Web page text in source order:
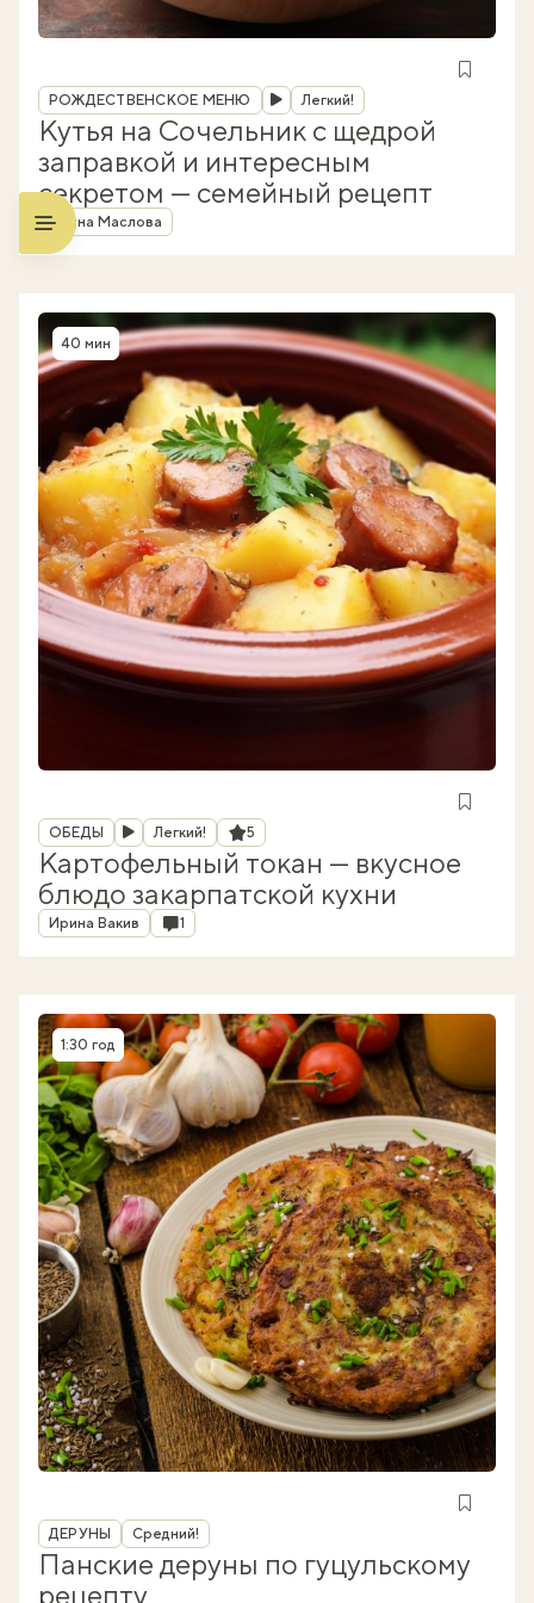
Рубрика
РОЖДЕСТВЕНСКОЕ МЕНЮ Легкий!
Кутья на Сочельник с щедрой
заправкой и интересным
секретом — семейный рецепт
Автор
Ирина Маслова
Время приготовления
40 мин
Рубрика
ОБЕДЫ Легкий! Рейтинг
5
Картофельный токан — вкусное
блюдо закарпатской кухни
Автор
Ирина Вакив Комментарии
1
Время приготовления
1:30 год
Рубрика
ДЕРУНЫ Средний!
Панские деруны по гуцульскому
рецепту